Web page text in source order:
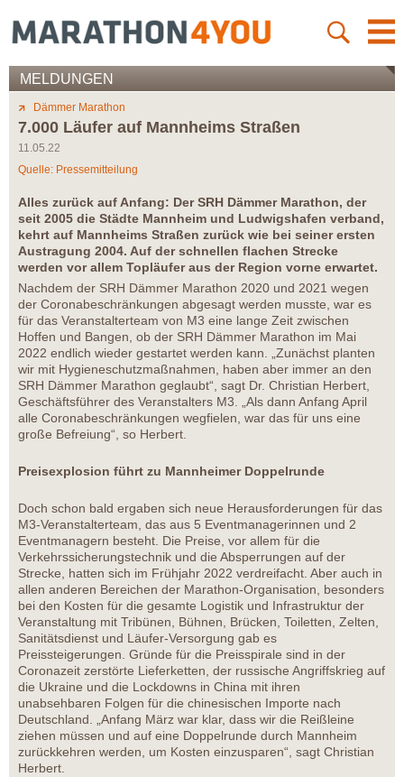
MELDUNGEN
Dämmer Marathon
7.000 Läufer auf Mannheims Straßen
11.05.22
Quelle: Pressemitteilung
Alles zurück auf Anfang: Der SRH Dämmer Marathon, der
seit 2005 die Städte Mannheim und Ludwigshafen verband,
kehrt auf Mannheims Straßen zurück wie bei seiner ersten
Austragung 2004. Auf der schnellen flachen Strecke
werden vor allem Topläufer aus der Region vorne erwartet.
Nachdem der SRH Dämmer Marathon 2020 und 2021 wegen
der Coronabeschränkungen abgesagt werden musste, war es
für das Veranstalterteam von M3 eine lange Zeit zwischen
Hoffen und Bangen, ob der SRH Dämmer Marathon im Mai
2022 endlich wieder gestartet werden kann. „Zunächst planten
wir mit Hygieneschutzmaßnahmen, haben aber immer an den
SRH Dämmer Marathon geglaubt“, sagt Dr. Christian Herbert,
Geschäftsführer des Veranstalters M3. „Als dann Anfang April
alle Coronabeschränkungen wegfielen, war das für uns eine
große Befreiung“, so Herbert.
Preisexplosion führt zu Mannheimer Doppelrunde
Doch schon bald ergaben sich neue Herausforderungen für das
M3-Veranstalterteam, das aus 5 Eventmanagerinnen und 2
Eventmanagern besteht. Die Preise, vor allem für die
Verkehrssicherungstechnik und die Absperrungen auf der
Strecke, hatten sich im Frühjahr 2022 verdreifacht. Aber auch in
allen anderen Bereichen der Marathon-Organisation, besonders
bei den Kosten für die gesamte Logistik und Infrastruktur der
Veranstaltung mit Tribünen, Bühnen, Brücken, Toiletten, Zelten,
Sanitätsdienst und Läufer-Versorgung gab es
Preissteigerungen. Gründe für die Preisspirale sind in der
Coronazeit zerstörte Lieferketten, der russische Angriffskrieg auf
die Ukraine und die Lockdowns in China mit ihren
unabsehbaren Folgen für die chinesischen Importe nach
Deutschland. „Anfang März war klar, dass wir die Reißleine
ziehen müssen und auf eine Doppelrunde durch Mannheim
zurückkehren werden, um Kosten einzusparen“, sagt Christian
Herbert.